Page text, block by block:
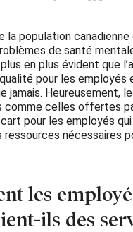
la population
de santé
en plus évident que
pour les employés
jamais. Heureusement,
comme celles offertes
pour les employés qui
ressources nécessaires
les
ils des